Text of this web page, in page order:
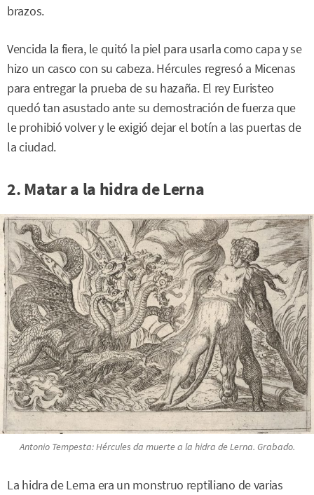
brazos.
Vencida la fiera, le quitó la piel para usarla como capa y se
hizo un casco con su cabeza. Hércules regresó a Micenas
para entregar la prueba de su hazaña. El rey Euristeo
quedó tan asustado ante su demostración de fuerza que
le prohibió volver y le exigió dejar el botín a las puertas de
la ciudad.
2. Matar a la hidra de Lerna
Antonio Tempesta: Hércules da muerte a la hidra de Lerna. Grabado.
La hidra de Lerna era un monstruo reptiliano de varias